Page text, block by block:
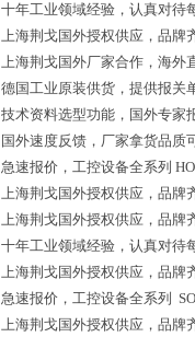
十年工业领域经验，认真对待
上海荆戈国外授权供应，品牌
上海荆戈国外厂家合作，海外
德国工业原装供货，提供报关
技术资料选型功能，国外专家
国外速度反馈，厂家拿货品质
急速报价，工控设备全系列
上海荆戈国外授权供应，品牌
上海荆戈国外授权供应，品牌
十年工业领域经验，认真对待
上海荆戈国外授权供应，品牌
急速报价，工控设备全系列
上海荆戈国外授权供应，品牌